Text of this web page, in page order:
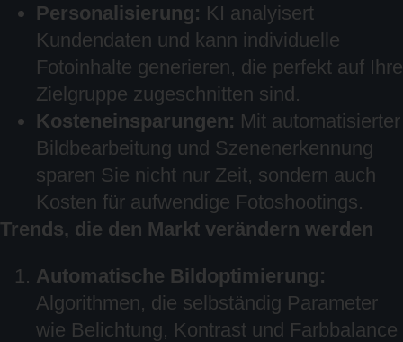
Personalisierung: KI analyisert
Kundendaten und kann individuelle
Fotoinhalte generieren, die perfekt auf Ihre
Zielgruppe zugeschnitten sind.
Kosteneinsparungen: Mit automatisierter
Bildbearbeitung und Szenenerkennung
sparen Sie nicht nur Zeit, sondern auch
Kosten für aufwendige Fotoshootings.
Trends, die den Markt verändern werden
Automatische Bildoptimierung:
Algorithmen, die selbständig Parameter
wie Belichtung, Kontrast und Farbbalance